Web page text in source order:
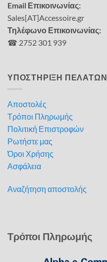
Email Επικοινωνίας:
Sales[AT]Accessoire.gr
Τηλέφωνο Επικοινωνίας:
☎ 2752 301 939
ΥΠΟΣΤΗΡΙΞΗ ΠΕΛΑΤΩΝ
Αποστολές
Τρόποι Πληρωμής
Πολιτική Επιστροφών
Ρωτήστε μας
Όροι Χρήσης
Ασφάλεια
Αναζήτηση αποστολής
Τρόποι Πληρωμής